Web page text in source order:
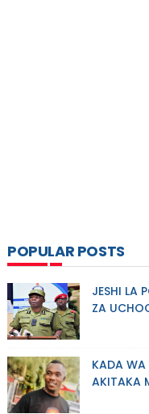
POPULAR POSTS
JESHI LA
ZA
KADA
AKITAKA